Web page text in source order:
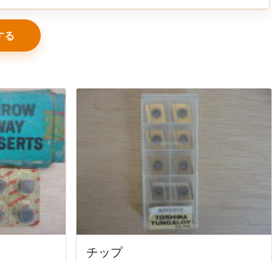
る
チップ